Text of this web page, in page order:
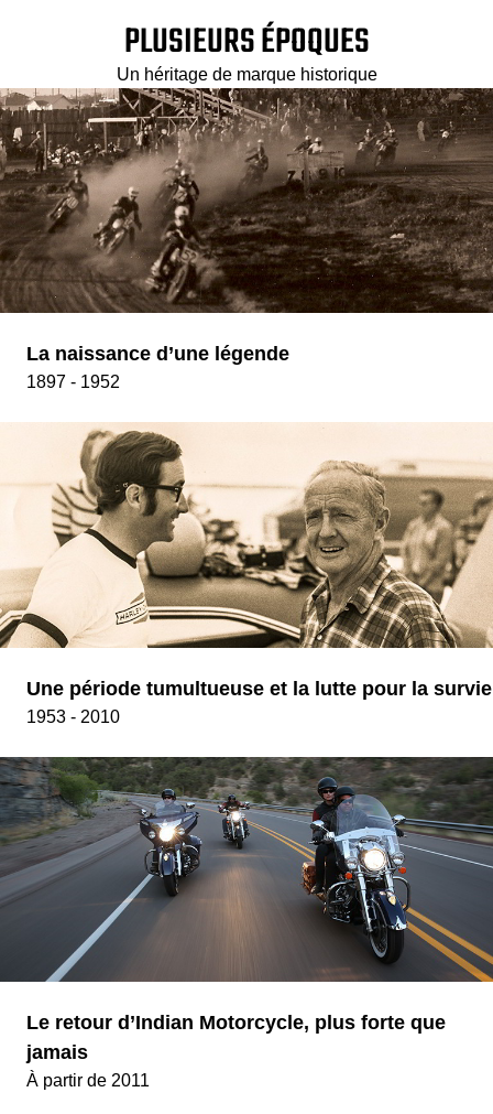
PLUSIEURS ÉPOQUES
Un héritage de marque historique
La naissance d’une légende
1897 - 1952
Une période tumultueuse et la lutte pour la survie
1953 - 2010
Le retour d’Indian Motorcycle, plus forte que
jamais
À partir de 2011